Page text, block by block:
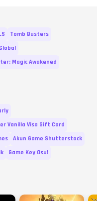
Tomb Busters
Magic Awakened
Vanilla Visa Gift Card
Akun Game Shutterstock
Game Key Osu!